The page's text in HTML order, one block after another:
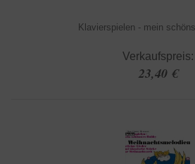
Klavierspielen - mein
Verkaufspreis:
23,40 €